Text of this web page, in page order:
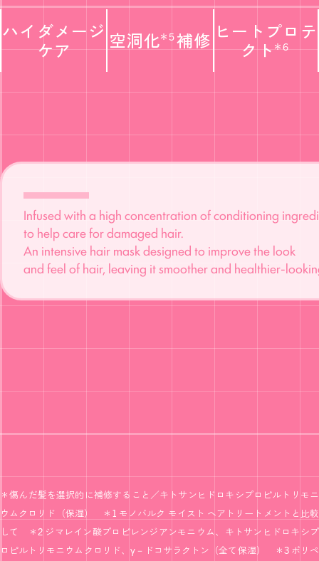
ハイダメージ
ケア
空洞化＊5補修 ヒート プロテ
クト＊6
Infused with a high concentration of conditioning
to help care for damaged hair.
An intensive hair mask designed to improve the look
and feel of hair, leaving it smoother and healthier-
＊傷んだ髪を選択的に補修すること／キトサンヒドロキシプロピルトリモニ
ウムクロリド（保湿） ＊1 モノバルク モイスト ヘアトリートメントと比較
して ＊2 ジマレイン酸プロピレンジアンモニウム、キトサンヒドロキシプ
ロピルトリモニウムクロリド、γ－ドコサラクトン（全て保湿） ＊3 ポリペ